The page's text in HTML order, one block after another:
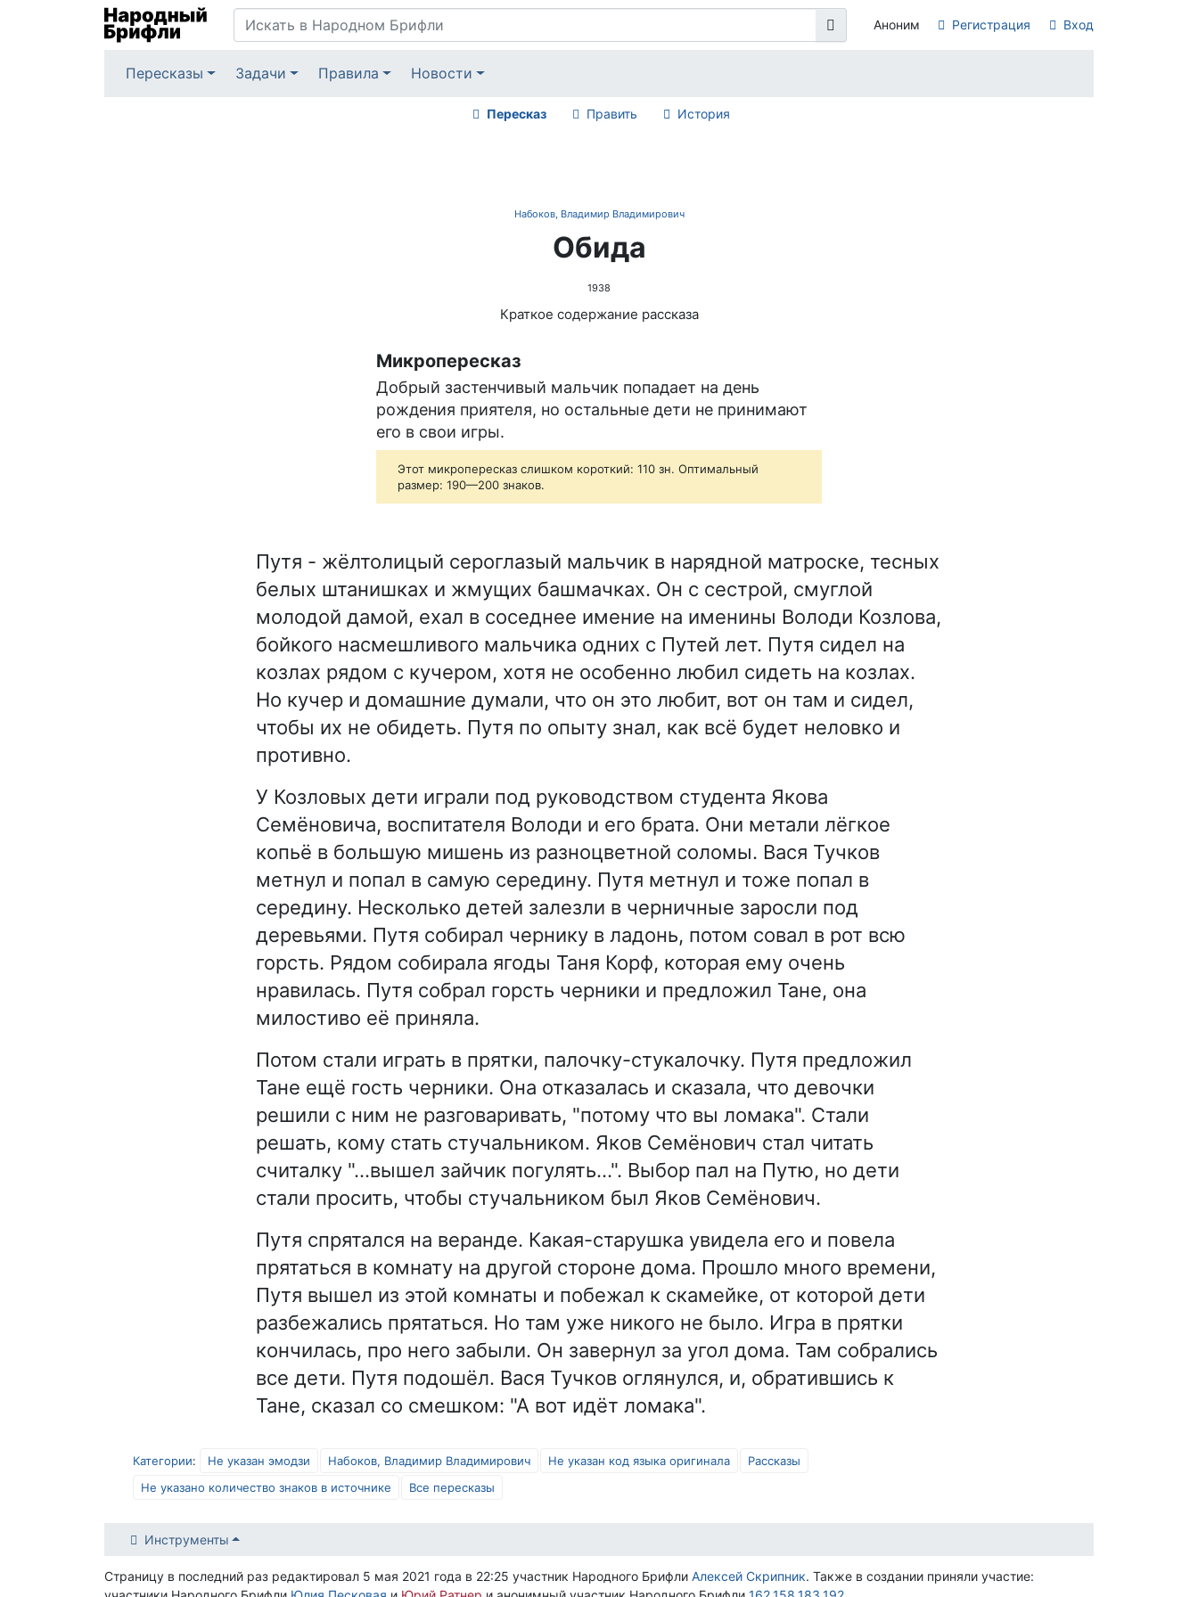
Аноним Регистрация Вход
Пересказы Задачи Правила Новости
Пересказ Править История
Набоков, Владимир Владимирович
Обида
1938
Краткое содержание рассказа
Микропересказ
Добрый застенчивый мальчик попадает на день
рождения приятеля, но остальные дети не принимают
его в свои игры.
Этот микропересказ слишком короткий: 110 зн. Оптимальный
размер: 190—200 знаков.
Путя - жёлтолицый сероглазый мальчик в нарядной матроске, тесных
белых штанишках и жмущих башмачках. Он с сестрой, смуглой
молодой дамой, ехал в соседнее имение на именины Володи Козлова,
бойкого насмешливого мальчика одних с Путей лет. Путя сидел на
козлах рядом с кучером, хотя не особенно любил сидеть на козлах.
Но кучер и домашние думали, что он это любит, вот он там и сидел,
чтобы их не обидеть. Путя по опыту знал, как всё будет неловко и
противно.
У Козловых дети играли под руководством студента Якова
Семёновича, воспитателя Володи и его брата. Они метали лёгкое
копьё в большую мишень из разноцветной соломы. Вася Тучков
метнул и попал в самую середину. Путя метнул и тоже попал в
середину. Несколько детей залезли в черничные заросли под
деревьями. Путя собирал чернику в ладонь, потом совал в рот всю
горсть. Рядом собирала ягоды Таня Корф, которая ему очень
нравилась. Путя собрал горсть черники и предложил Тане, она
милостиво её приняла.
Потом стали играть в прятки, палочку-стукалочку. Путя предложил
Тане ещё гость черники. Она отказалась и сказала, что девочки
решили с ним не разговаривать, "потому что вы ломака". Стали
решать, кому стать стучальником. Яков Семёнович стал читать
считалку "…вышел зайчик погулять…". Выбор пал на Путю, но дети
стали просить, чтобы стучальником был Яков Семёнович.
Путя спрятался на веранде. Какая-старушка увидела его и повела
прятаться в комнату на другой стороне дома. Прошло много времени,
Путя вышел из этой комнаты и побежал к скамейке, от которой дети
разбежались прятаться. Но там уже никого не было. Игра в прятки
кончилась, про него забыли. Он завернул за угол дома. Там собрались
все дети. Путя подошёл. Вася Тучков оглянулся, и, обратившись к
Тане, сказал со смешком: "А вот идёт ломака".
Категории: Не указан эмодзи Набоков, Владимир Владимирович Не указан код языка оригинала
Рассказы
Не указано количество знаков в источнике
Все пересказы
Инструменты
Страницу в последний раз редактировал 5 мая 2021 года в 22:25 участник Народного Брифли Алексей Скрипник. Также в создании приняли участие: